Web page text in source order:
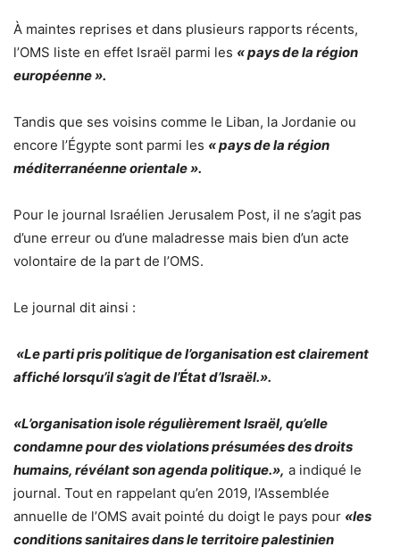
À maintes reprises et dans plusieurs rapports récents,
l’OMS liste en effet Israël parmi les « pays de la région
européenne ».
Tandis que ses voisins comme le Liban, la Jordanie ou
encore l’Égypte sont parmi les « pays de la région
méditerranéenne orientale ».
Pour le journal Israélien Jerusalem Post, il ne s’agit pas
d’une erreur ou d’une maladresse mais bien d’un acte
volontaire de la part de l’OMS.
Le journal dit ainsi :
«Le parti pris politique de l’organisation est clairement
affiché lorsqu’il s’agit de l’État d’Israël.».
«L’organisation isole régulièrement Israël, qu’elle
condamne pour des violations présumées des droits
humains, révélant son agenda politique.», a indiqué le
journal. Tout en rappelant qu’en 2019, l’Assemblée
annuelle de l’OMS avait pointé du doigt le pays pour «les
conditions sanitaires dans le territoire palestinien